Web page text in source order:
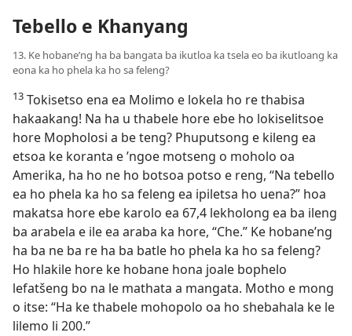
Tebello e Khanyang
13. Ke hobane’ng ha ba bangata ba ikutloa ka tsela eo ba ikutloang ka
eona ka ho phela ka ho sa feleng?
13 Tokisetso ena ea Molimo e lokela ho re thabisa
hakaakang! Na ha u thabele hore ebe ho lokiselitsoe
hore Mopholosi a be teng? Phuputsong e kileng ea
etsoa ke koranta e ’ngoe motseng o moholo oa
Amerika, ha ho ne ho botsoa potso e reng, “Na tebello
ea ho phela ka ho sa feleng ea ipiletsa ho uena?” hoa
makatsa hore ebe karolo ea 67,4 lekholong ea ba ileng
ba arabela e ile ea araba ka hore, “Che.” Ke hobane’ng
ha ba ne ba re ha ba batle ho phela ka ho sa feleng?
Ho hlakile hore ke hobane hona joale bophelo
lefatšeng bo na le mathata a mangata. Motho e mong
o itse: “Ha ke thabele mohopolo oa ho shebahala ke le
lilemo li 200.”